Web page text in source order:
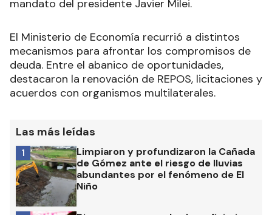
mandato del presidente Javier Milei.
El Ministerio de Economía recurrió a distintos
mecanismos para afrontar los compromisos de
deuda. Entre el abanico de oportunidades,
destacaron la renovación de REPOS, licitaciones y
acuerdos con organismos multilaterales.
Las más leídas
Limpiaron y profundizaron la Cañada
de Gómez ante el riesgo de lluvias
abundantes por el fenómeno de El
Niño
1